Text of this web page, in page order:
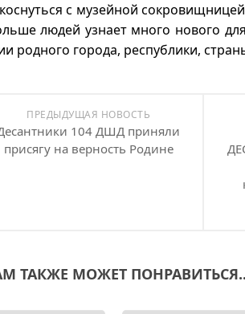
с музейной
людей узнает много нового
родного города, республики,
ПРЕДЫДУЩАЯ НОВОСТЬ
104 ДШД приняли
присягу на верность Родине
ТАКЖЕ МОЖЕТ